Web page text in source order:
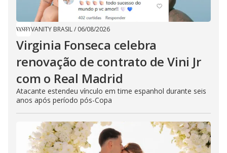
VANITY BRASIL/ 06/08/2026
Virginia Fonseca celebra
renovação de contrato de Vini Jr
com o Real Madrid
Atacante estendeu vínculo em time espanhol durante seis
anos após período pós-Copa